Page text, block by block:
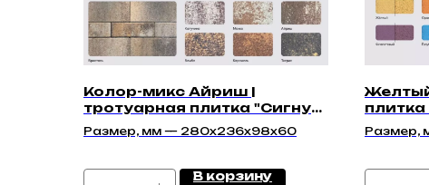
Колор-микс Айриш |
тротуарная плитка "Сигнум
60мм" | Гладкая
Размер, мм — 280х236х98х60
В корзину
Гладкая
Размер,